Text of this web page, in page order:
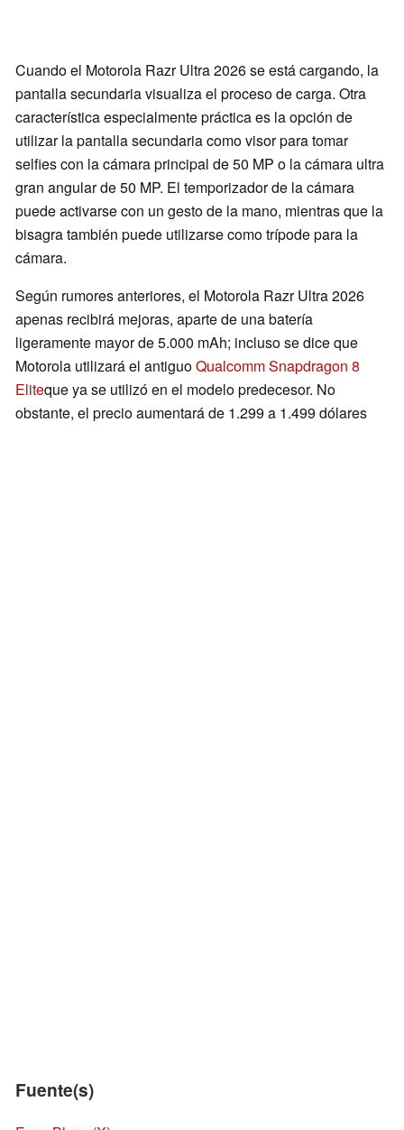
Cuando el Motorola Razr Ultra 2026 se está cargando, la
pantalla secundaria visualiza el proceso de carga. Otra
característica especialmente práctica es la opción de
utilizar la pantalla secundaria como visor para tomar
selfies con la cámara principal de 50 MP o la cámara ultra
gran angular de 50 MP. El temporizador de la cámara
puede activarse con un gesto de la mano, mientras que la
bisagra también puede utilizarse como trípode para la
cámara.
Según rumores anteriores, el Motorola Razr Ultra 2026
apenas recibirá mejoras, aparte de una batería
ligeramente mayor de 5.000 mAh; incluso se dice que
Motorola utilizará el antiguoQualcomm Snapdragon 8
Eliteque ya se utilizó en el modelo predecesor. No
obstante, el precio aumentará de 1.299 a 1.499 dólares
Fuente(s)